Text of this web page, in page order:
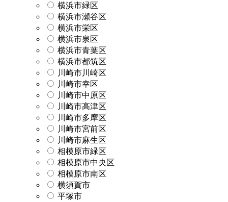
横浜市緑区
横浜市瀬谷区
横浜市栄区
横浜市泉区
横浜市青葉区
横浜市都筑区
川崎市川崎区
川崎市幸区
川崎市中原区
川崎市高津区
川崎市多摩区
川崎市宮前区
川崎市麻生区
相模原市緑区
相模原市中央区
相模原市南区
横須賀市
平塚市